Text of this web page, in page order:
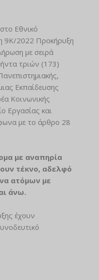
Εθνικό
9K/2022 Προκήρυξη
με σειρά
τριών (173)
Εκπαίδευσης
Κοινωνικής
Εργασίας και
με το άρθρο 28
με αναπηρία
τέκνο, αδελφό
ατόμων με
άνω.
έχουν